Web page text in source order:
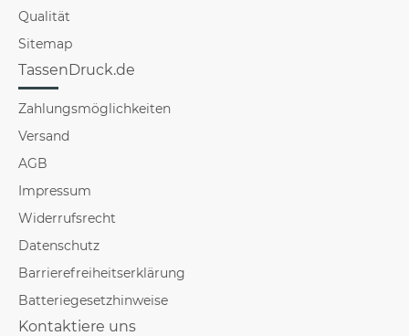
Qualität
Sitemap
TassenDruck.de
Zahlungsmöglichkeiten
Versand
AGB
Impressum
Widerrufsrecht
Datenschutz
Barrierefreiheitserklärung
Batteriegesetzhinweise
Kontaktiere uns